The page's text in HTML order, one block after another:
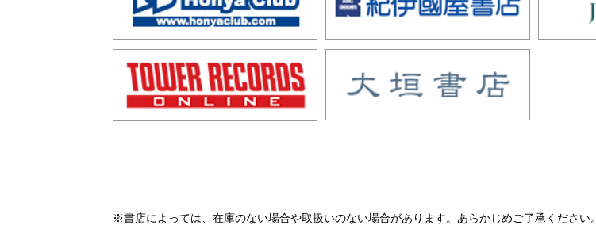
※書店によっては、在庫のない場合や取扱いのない場合があります。あらかじめご了承ください。